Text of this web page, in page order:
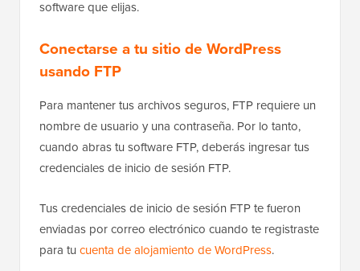
software que elijas.
Conectarse a tu sitio de WordPress
usando FTP
Para mantener tus archivos seguros, FTP requiere un
nombre de usuario y una contraseña. Por lo tanto,
cuando abras tu software FTP, deberás ingresar tus
credenciales de inicio de sesión FTP.
Tus credenciales de inicio de sesión FTP te fueron
enviadas por correo electrónico cuando te registraste
para tu cuenta de alojamiento de WordPress.